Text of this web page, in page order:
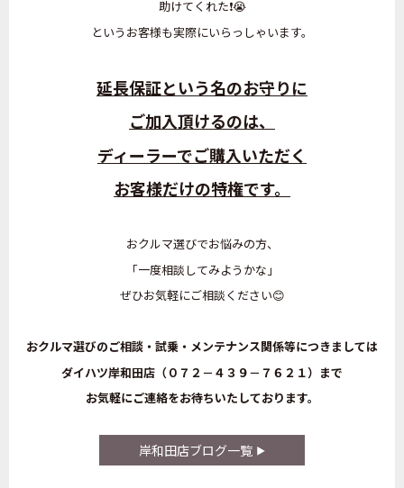
助けてくれた❗😭
というお客様も実際にいらっしゃいます。
延長保証という名のお守りに
ご加入頂けるのは、
ディーラーでご購入いただく
お客様だけの特権です。
おクルマ選びでお悩みの方、
「一度相談してみようかな」
ぜひお気軽にご相談ください😊
おクルマ選びのご相談・試乗・メンテナンス関係等につきましては
ダイハツ岸和田店（０７２－４３９－７６２１）まで
お気軽にご連絡をお待ちいたしております。
岸和田店ブログ一覧